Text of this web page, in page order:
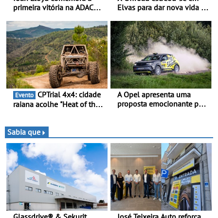
primeira vitória na ADAC
Schönborn é a segunda
mulher a subir ao pódio na
Rally Cup
Elvas para dar nova vida às
terreno - Primeira prova do
novo troféu juntou 14
pilotos no Alto Alentejo,
com viaturas T0, T8 e TA
em competição
Evento
raiana acolhe "Heat of the
A Opel apresenta uma
proposta emocionante para
apelativo e uma equipa
júnior competitiva
Sabia que